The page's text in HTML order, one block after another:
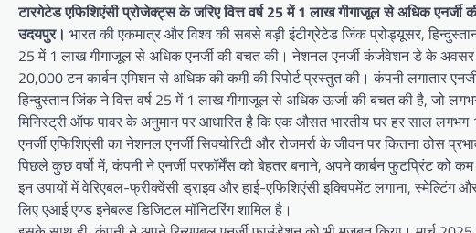
टारगेटेड एफिशिएंसी प्रोजेक्ट्स के जरिए वित्त वर्ष 25 में 1 लाख गीगाजूल से अधिक एनर्जी
उदयपुर। भारत की एकमात्र और विश्व की सबसे बड़ी इंटीग्रेटेड जिंक प्रोड्यूसर,
25 में 1 लाख गीगाजूल से अधिक एनर्जी की बचत की। नेशनल एनर्जी कंर्जवेशन डे के
20,000 टन कार्बन एमिशन से अधिक की कमी की रिपोर्ट प्रस्तुत की। कंपनी लगातार
हिन्दुस्तान जिंक ने वित्त वर्ष 25 में 1 लाख गीगाजूल से अधिक ऊर्जा की बचत की है, जो
मिनिस्ट्री ऑफ पावर के अनुमान पर आधारित है कि एक औसत भारतीय घर हर साल
एनर्जी एफिशिएंसी का नेशनल एनर्जी सिक्योरिटी और रोजमर्रा के जीवन पर कितना ठोस
पिछले कुछ वर्षो में, कंपनी ने एनर्जी परफॉर्मेंस को बेहतर बनाने, अपने कार्बन फुटप्रिंट
इन उपायों में वेरिएबल-फ्रीक्वेंसी ड्राइव और हाई-एफिशिएंसी इक्विपमेंट लगाना,
लिए एआई एण्ड इनेबल्ड डिजिटल मॉनिटरिंग शामिल है।